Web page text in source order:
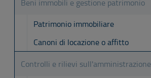
Beni immobili e gestione patrimonio
Patrimonio immobiliare
Canoni di locazione o affitto
Controlli e rilievi sull'amministrazione